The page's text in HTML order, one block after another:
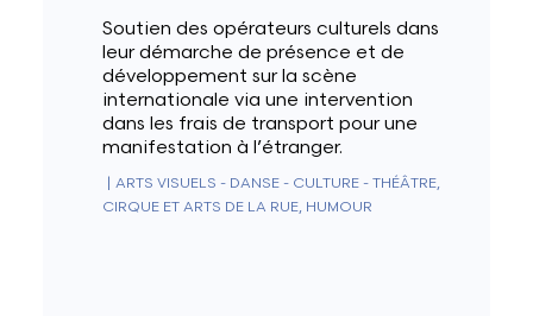
Soutien des opérateurs culturels dans
leur démarche de présence et de
développement sur la scène
internationale via une intervention
dans les frais de transport pour une
manifestation à l’étranger.
ARTS VISUELS - DANSE - CULTURE - THÉÂTRE,
CIRQUE ET ARTS DE LA RUE, HUMOUR